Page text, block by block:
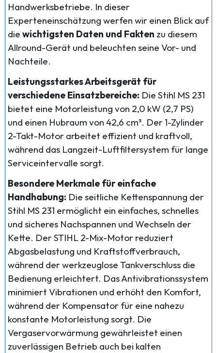
Handwerksbetriebe. In dieser
Experteneinschätzung werfen wir einen Blick auf
die wichtigsten Daten und Fakten zu diesem
Allround-Gerät und beleuchten seine Vor- und
Nachteile.
Leistungsstarkes Arbeitsgerät für
verschiedene Einsatzbereiche: Die Stihl MS 231
bietet eine Motorleistung von 2,0 kW (2,7 PS)
und einen Hubraum von 42,6 cm³. Der 1-Zylinder
2-Takt-Motor arbeitet effizient und kraftvoll,
während das Langzeit-Luftfiltersystem für lange
Serviceintervalle sorgt.
Besondere Merkmale für einfache
Handhabung: Die seitliche Kettenspannung der
Stihl MS 231 ermöglicht ein einfaches, schnelles
und sicheres Nachspannen und Wechseln der
Kette. Der STIHL 2-Mix-Motor reduziert
Abgasbelastung und Kraftstoffverbrauch,
während der werkzeuglose Tankverschluss die
Bedienung erleichtert. Das Antivibrationssystem
minimiert Vibrationen und erhöht den Komfort,
während der Kompensator für eine nahezu
konstante Motorleistung sorgt. Die
Vergaservorwärmung gewährleistet einen
zuverlässigen Betrieb auch bei kalten